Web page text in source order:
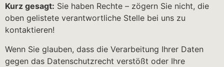
Kurz gesagt: Sie haben Rechte – zögern Sie nicht, die
oben gelistete verantwortliche Stelle bei uns zu
kontaktieren!
Wenn Sie glauben, dass die Verarbeitung Ihrer Daten
gegen das Datenschutzrecht verstößt oder Ihre